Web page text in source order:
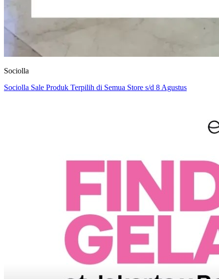
Sociolla
Sociolla Sale Produk Terpilih di Semua Store s/d 8 Agustus